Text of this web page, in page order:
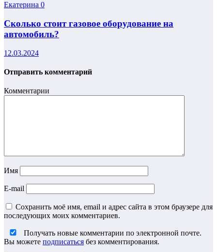
Екатерина 0
Сколько стоит газовое оборудование на
автомобиль?
12.03.2024
Отправить комментарий
Комментарии
Имя
E-mail
Сохранить моё имя, email и адрес сайта в этом браузере для
последующих моих комментариев.
Получать новые комментарии по электронной почте.
Вы можете подписаться без комментирования.